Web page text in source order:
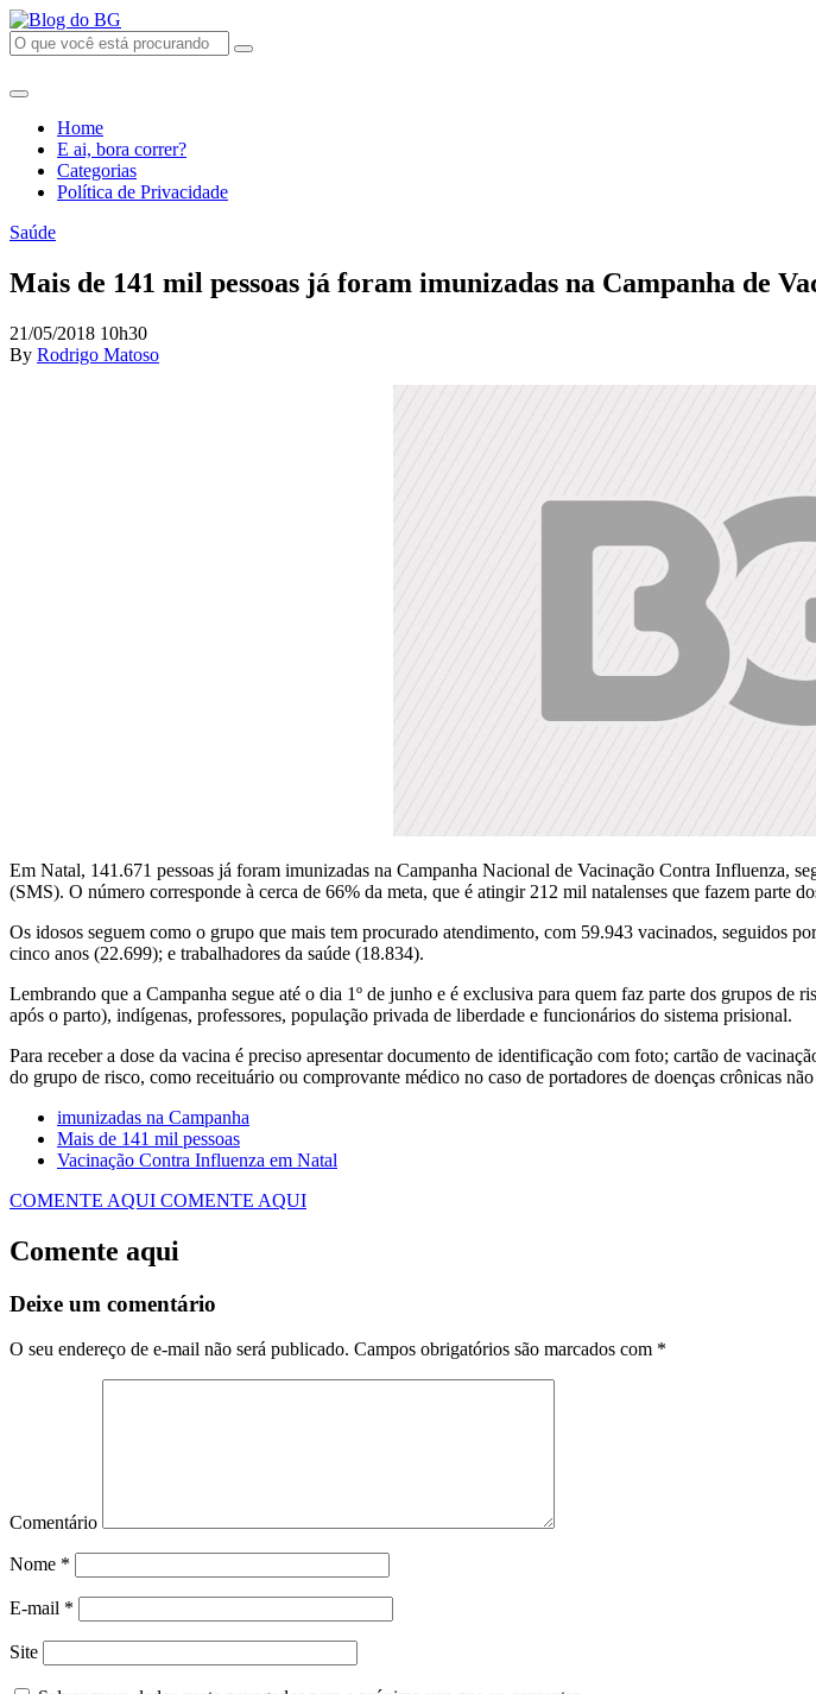
Home
E ai, bora correr?
Categorias
Política de Privacidade
Saúde
Mais de 141 mil pessoas já foram imunizadas na Campanha de
21/05/2018 10h30
By Rodrigo Matoso
Em Natal, 141.671 pessoas já foram imunizadas na Campanha Nacional de Vacinação Contra Influenza,
(SMS). O número corresponde à cerca de 66% da meta, que é atingir 212 mil natalenses que fazem parte
Os idosos seguem como o grupo que mais tem procurado atendimento, com 59.943 vacinados, seguidos
cinco anos (22.699); e trabalhadores da saúde (18.834).
Lembrando que a Campanha segue até o dia 1º de junho e é exclusiva para quem faz parte dos grupos
após o parto), indígenas, professores, população privada de liberdade e funcionários do sistema prisional.
Para receber a dose da vacina é preciso apresentar documento de identificação com foto; cartão de
do grupo de risco, como receituário ou comprovante médico no caso de portadores de doenças crônicas
imunizadas na Campanha
Mais de 141 mil pessoas
Vacinação Contra Influenza em Natal
COMENTE AQUI COMENTE AQUI
Comente aqui
Deixe um comentário
O seu endereço de e-mail não será publicado. Campos obrigatórios são marcados com *
Comentário
Nome *
E-mail *
Site